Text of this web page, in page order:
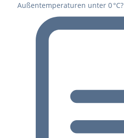
Außentemperaturen unter 0 °C?